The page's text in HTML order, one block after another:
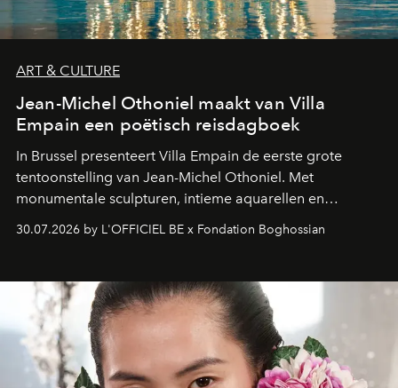
ART & CULTURE
Jean-Michel Othoniel maakt van Villa
Empain een poëtisch reisdagboek
In Brussel presenteert Villa Empain de eerste grote
tentoonstelling van Jean-Michel Othoniel. Met
monumentale sculpturen, intieme aquarellen en
een emotionele reis waarin elk werk de herinnering
moment van verwondering.
30.07.2026 by L'OFFICIEL BE x Fondation Boghossian